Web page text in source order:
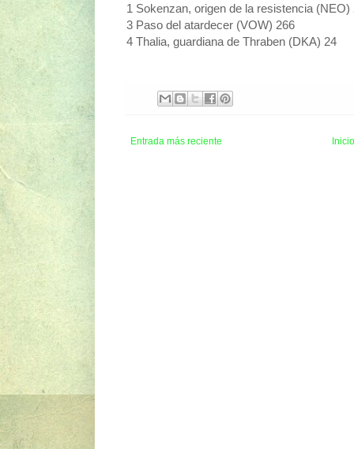
1 Sokenzan, origen de la resistencia (NEO)
3 Paso del atardecer (VOW) 266
4 Thalia, guardiana de Thraben (DKA) 24
Entrada más reciente Inicio